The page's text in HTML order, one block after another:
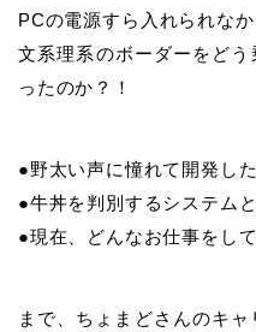
PCの電源すら入れられな
文系理系のボーダーをど
ったのか？！
●野太い声に憧れて開発し
●牛丼を判別するシステム
●現在、どんなお仕事をし
まで、ちょまどさんのキ